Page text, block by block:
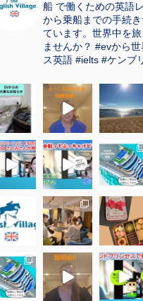
船 で働くための英語
から乗船までの手続
ています。世界中を
ませんか？ #evから
ス英語 #ielts #ケンブ